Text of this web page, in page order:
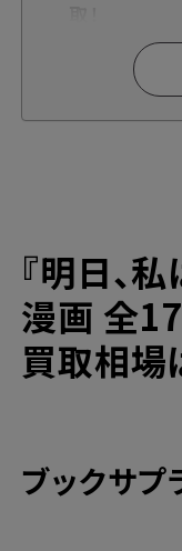
高価買
今なら
『明日、
漫画 全
買取相場
ブックサプ